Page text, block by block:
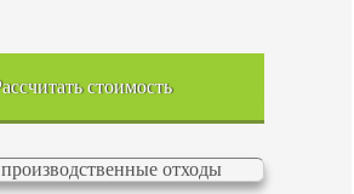
стоимость